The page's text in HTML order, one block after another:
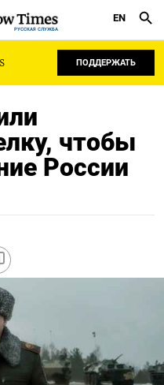
РУССКАЯ СЛУЖБА
EN
ПОДДЕРЖАТЬ
чтобы
России